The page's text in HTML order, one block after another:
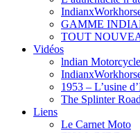
GAMME
TOUT
Vidéos
lndian
1953 – L’usine
The Splinter
Liens
Le Carnet Moto